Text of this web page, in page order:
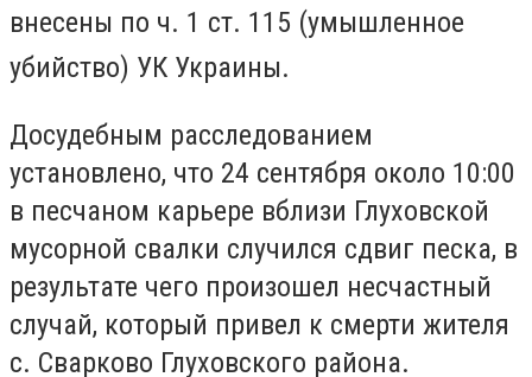
внесены по ч. 1 ст. 115 (умышленное
убийство) УК Украины.
Досудебным расследованием
установлено, что 24 сентября около 10:00
в песчаном карьере вблизи Глуховской
мусорной свалки случился сдвиг песка, в
результате чего произошел несчастный
случай, который привел к смерти жителя
с. Сварково Глуховского района.